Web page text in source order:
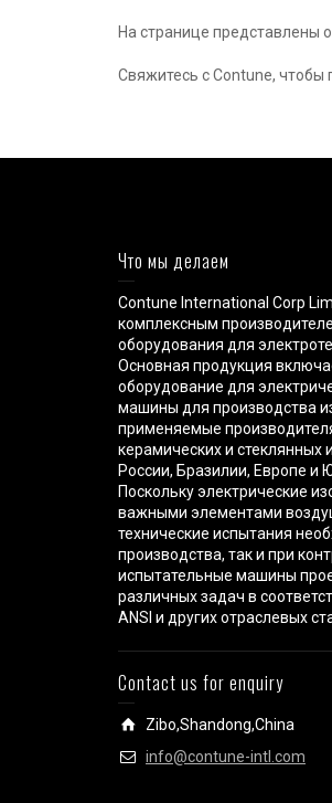
На странице представлены
Свяжитесь с Contune,
Что мы делаем
Contune International Corp
комплексным
оборудования для
Основная продукция
оборудование для
машины для производства
применяемые
керамических и стеклянных
России, Бразилии, Европе и
Поскольку электрические
важными элементами
технические испытания
производства, так и при
испытательные машины
различных задач в
ANSI и других отраслевых
Contact us for enquiry
Zibo,Shandong,China
info@contune-intl.com